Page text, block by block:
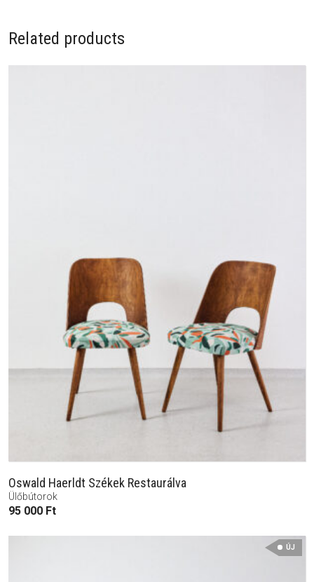
Related products
Oswald Haerldt Székek Restaurálva
Ülőbútorok
95 000 Ft
ÚJ